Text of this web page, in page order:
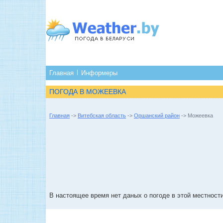
Главная Информеры
ПОГОДА В МОЖЕЕВКА
Главная -> Витебская область -> Оршанский район -> Можеевка
В настоящее время нет даных о погоде в этой